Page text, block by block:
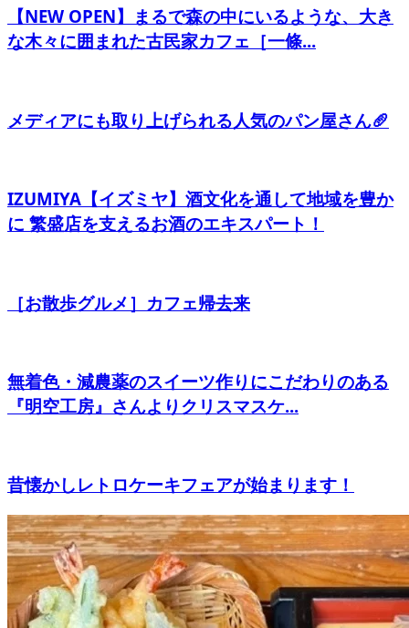
【NEW OPEN】まるで森の中にいるような、大き
な木々に囲まれた古民家カフェ［一條...
メディアにも取り上げられる人気のパン屋さん🥖
IZUMIYA【イズミヤ】酒文化を通して地域を豊か
に 繁盛店を支えるお酒のエキスパート！
［お散歩グルメ］カフェ帰去来
無着色・減農薬のスイーツ作りにこだわりのある
『明空工房』さんよりクリスマスケ...
昔懐かしレトロケーキフェアが始まります！